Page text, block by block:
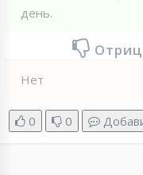
день.
Нет
0 0